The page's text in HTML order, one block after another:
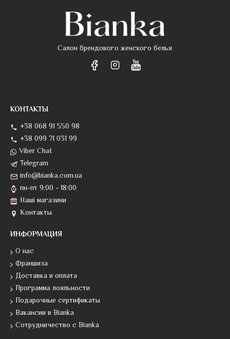
Салон брендового женского белья
КОНТАКТЫ
+38 068 91 550 98
+38 099 71 031 99
Viber Chat
Telegram
info@bianka.com.ua
пн-пт 9:00 - 18:00
Наші магазини
Контакты
ИНФОРМАЦИЯ
О нас
Франшиза
Доставка и оплата
Программа лояльности
Подарочные сертификаты
Вакансии в Bianka
Сотрудничество с Bianka